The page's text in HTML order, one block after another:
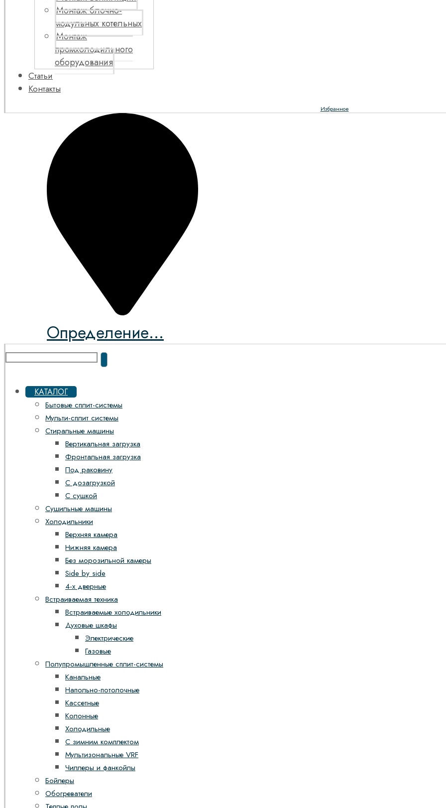
Монтаж блочно-
модульных котельных
Монтаж
промхолодильного
оборудования
Статьи
Контакты
Избранное
Определение...
КАТАЛОГ
Бытовые сплит-системы
Мульти-сплит системы
Стиральные машины
Вертикальная загрузка
Фронтальная загрузка
Под раковину
С дозагрузкой
С сушкой
Сушильные машины
Холодильники
Верхняя камера
Нижняя камера
Без морозильной камеры
Side by side
4-х дверные
Встраиваемая техника
Встраиваемые холодильники
Духовые шкафы
Электрические
Газовые
Полупромышленные сплит-системы
Канальные
Напольно-потолочные
Кассетные
Колонные
Холодильные
С зимним комплектом
Мультизональные VRF
Чиллеры и фанкойлы
Бойлеры
Обогреватели